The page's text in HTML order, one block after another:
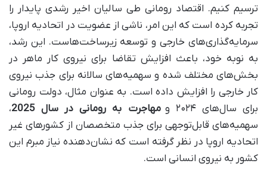
ترسیم کنیم. اقتصاد رومانی طی سالیان اخیر رشدی پایدار را
تجربه کرده است که این امر، ناشی از عضویت در اتحادیه اروپا،
سرمایه‌گذاری‌های خارجی و توسعه زیرساخت‌هاست. این رشد،
به نوبه خود، باعث افزایش تقاضا برای نیروی کار ماهر در
بخش‌های مختلف شده و سهمیه‌های سالانه برای جذب نیروی
کار خارجی را افزایش داده است. به عنوان مثال، دولت رومانی
برای سال‌های ۲۰۲۴ و
مهاجرت به رومانی در سال 2025
،
سهمیه‌های قابل‌توجهی برای جذب متخصصان از کشورهای غیر
اتحادیه اروپا در نظر گرفته است که نشان‌دهنده نیاز مبرم این
کشور به نیروی انسانی است.